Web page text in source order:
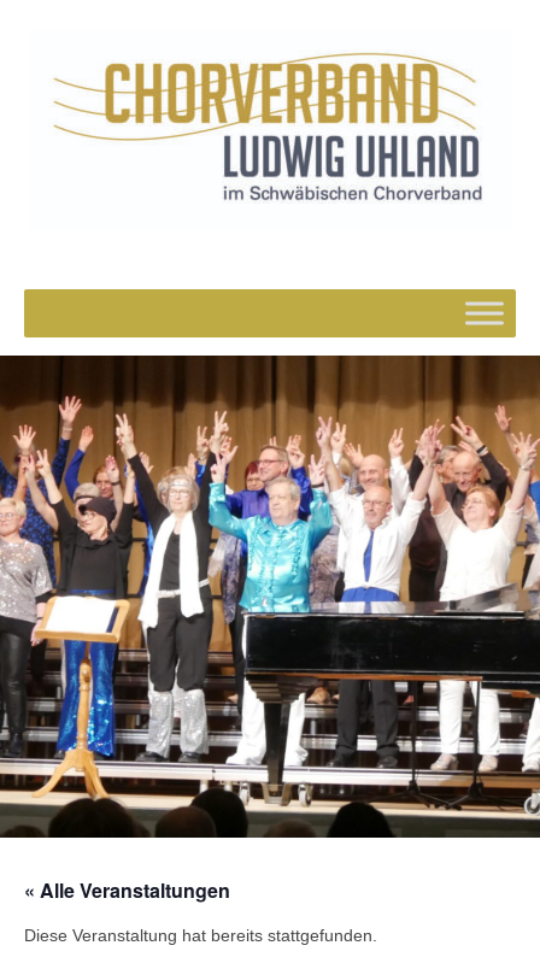
« Alle Veranstaltungen
Diese Veranstaltung hat bereits stattgefunden.